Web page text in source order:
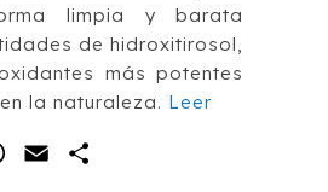
limpia y barata
de hidroxitirosol,
más potentes
la naturaleza. Leer
WhatsApp
Email